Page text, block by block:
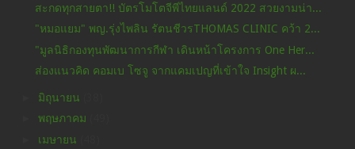
สะกดทุกสายตา!! บัตรโมโตจีพีไทยแลนด์ 2022 สวยงามน่า...
"หมอแยม" พญ.รุ่งไพลิน รัตนชีวรTHOMAS CLINIC คว้า 2...
"มูลนิธิกองทุนพัฒนาการกีฬา เดินหน้าโครงการ One Her...
ส่องแนวคิด คอมเบ โซจู จากแคมเปญที่เข้าใจ Insight ผ...
มิถุนายน
พฤษภาคม
เมษายน